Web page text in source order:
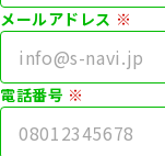
不動産情報
ライブラリ
ポリシー
メールアドレス
電話番号